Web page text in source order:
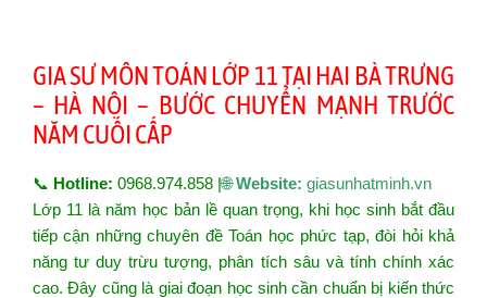
GIA SƯ MÔN TOÁN LỚP 11 TẠI HAI BÀ TRƯNG
– HÀ NỘI – BƯỚC CHUYỂN MẠNH TRƯỚC
NĂM CUỐI CẤP
📞 Hotline: 0968.974.858 |🌐Website: giasunhatminh.vn
Lớp 11 là năm học bản lề quan trọng, khi học sinh bắt đầu
tiếp cận những chuyên đề Toán học phức tạp, đòi hỏi khả
năng tư duy trừu tượng, phân tích sâu và tính chính xác
cao. Đây cũng là giai đoạn học sinh cần chuẩn bị kiến thức